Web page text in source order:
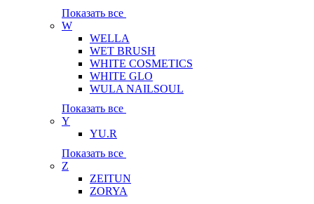
Показать все
W
WELLA
WET BRUSH
WHITE COSMETICS
WHITE GLO
WULA NAILSOUL
Показать все
Y
YU.R
Показать все
Z
ZEITUN
ZORYA